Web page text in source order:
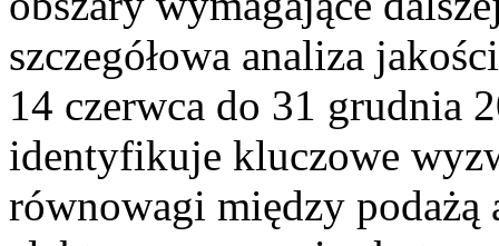
szczegółowa analiza
14 czerwca do 31 grudnia
identyfikuje kluczowe
równowagi między podażą